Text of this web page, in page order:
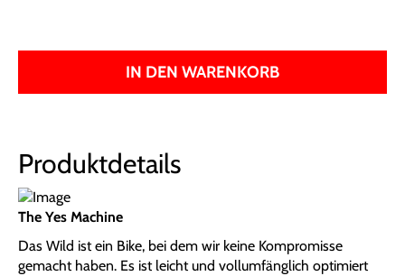
IN DEN WARENKORB
Produktdetails
The Yes Machine
Das Wild ist ein Bike, bei dem wir keine Kompromisse
gemacht haben. Es ist leicht und vollumfänglich optimiert